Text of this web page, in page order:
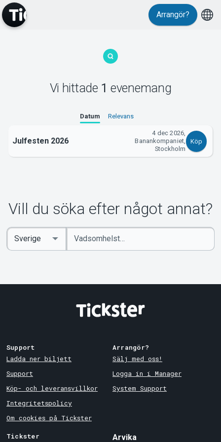
Arrangör?
Vi hittade 1 evenemang
Datum Relevans
Julfesten 2026
4 dec 2026,
Banankompaniet,
Stockholm
Köp
Vill du söka efter något annat?
Ange
sökord
Select
Country
Support
Ladda ner biljett
Support
Köp- och leveransvillkor
Integritetspolicy
Om cookies på Tickster
Arrangör?
Sälj med oss!
Logga in i Manager
System Support
Tickster Arvika